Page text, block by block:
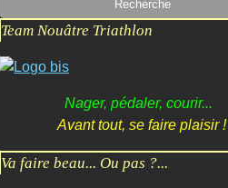
Team Nouâtre Triathlon
Nager, pédaler, courir...
Avant tout, se faire plaisir !
Va faire beau... Ou pas ?...